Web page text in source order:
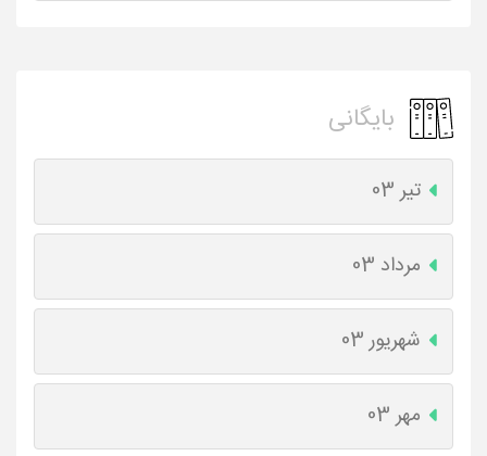
بایگانی
تیر 03
مرداد 03
شهریور 03
مهر 03